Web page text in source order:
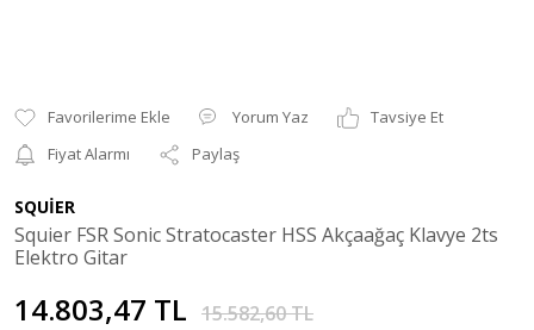
Yorum Yaz
Tavsiye Et
Fiyat Alarmı
Paylaş
SQUİER
Squier FSR Sonic Stratocaster HSS Akçaağaç Klavye 2ts
Elektro Gitar
14.803,47 TL 15.582,60 TL